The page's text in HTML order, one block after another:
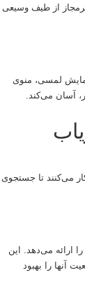
از طیف وسیعی
لمسی، منوی
آسان می‌کند.
می‌کنند تا جستجوی
را ارائه می‌دهد. این
آنها را بهبود